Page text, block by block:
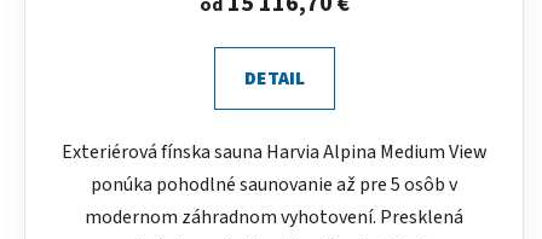
DETAIL
Exteriérová fínska sauna Harvia Alpina Medium View
ponúka pohodlné saunovanie až pre 5 osôb v
modernom záhradnom vyhotovení. Presklená